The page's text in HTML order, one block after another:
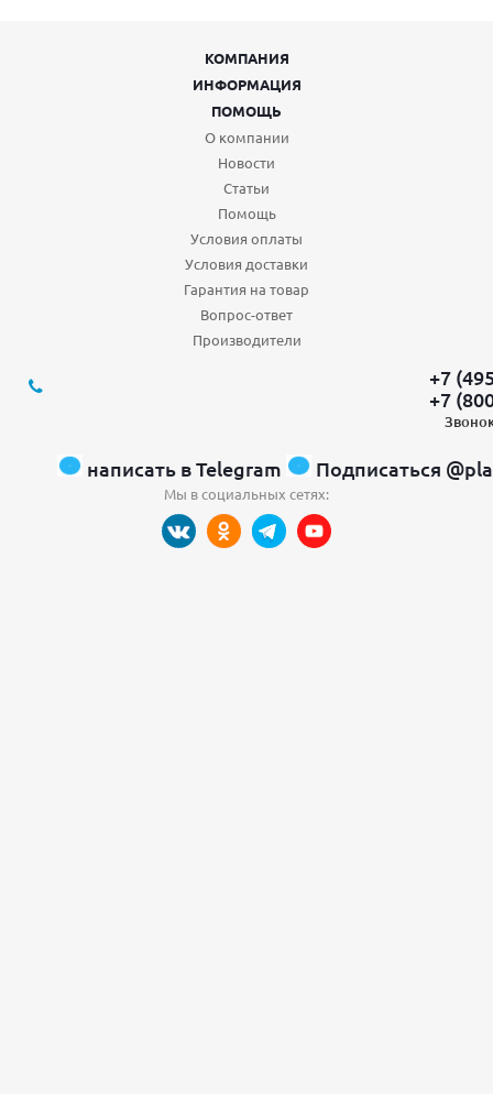
КОМПАНИЯ
ИНФОРМАЦИЯ
ПОМОЩЬ
О компании
Новости
Статьи
Помощь
Условия оплаты
Условия доставки
Гарантия на товар
Вопрос-ответ
Производители
+7
+7
написать в Telegram Подписаться
Мы в социальных сетях: